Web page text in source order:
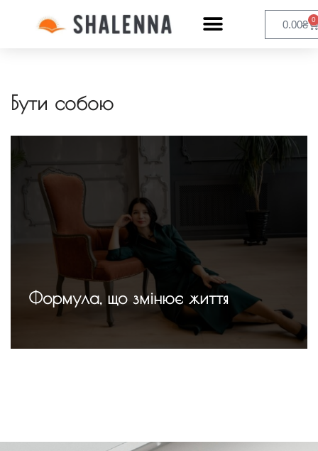
0.00₴ 0
Бути собою
Формула, що змінює життя